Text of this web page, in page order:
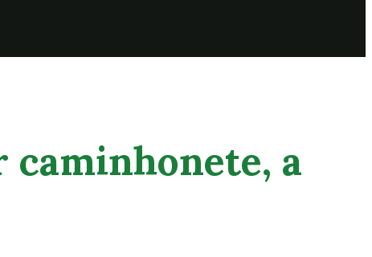
caminhonete, a